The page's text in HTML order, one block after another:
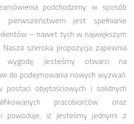
podchodzimy w sposób
pierwszeństwem jest spełnianie
– nawet tych w największym
szeroka propozycja zapewnia
wygodę. Jesteśmy otwarci na
do podejmowania nowych wyzwań.
postaci objętościowych i solidnych
pracobiorców oraz
powoduje, iż jesteśmy jednymi z